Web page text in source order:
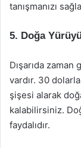
tanışmanızı
5. Doğa
Dışarıda zaman
vardır. 30
şişesi alarak
kalabilirsiniz.
faydalıdır.